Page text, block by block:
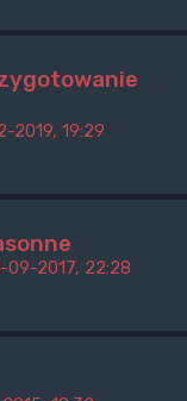
2019, 19:29
09-2017, 22:28